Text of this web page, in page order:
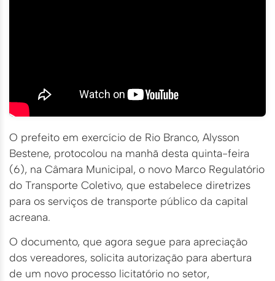
O prefeito em exercício de Rio Branco, Alysson
Bestene, protocolou na manhã desta quinta-feira
(6), na Câmara Municipal, o novo Marco Regulatório
do Transporte Coletivo, que estabelece diretrizes
para os serviços de transporte público da capital
acreana.
O documento, que agora segue para apreciação
dos vereadores, solicita autorização para abertura
de um novo processo licitatório no setor,